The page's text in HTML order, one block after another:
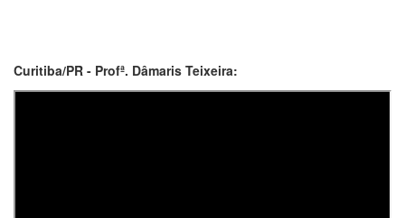
Curitiba/PR - Profª. Dâmaris Teixeira: